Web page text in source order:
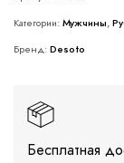
Категории: Мужчины,
Бренд: Desoto
Бесплатная